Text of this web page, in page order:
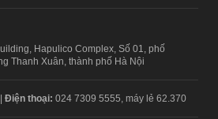
Hapulico Complex, Số 01, phố
Thanh Xuân, thành phố Hà Nội
Điện thoại: 024 7309 5555, máy lẻ 62.370